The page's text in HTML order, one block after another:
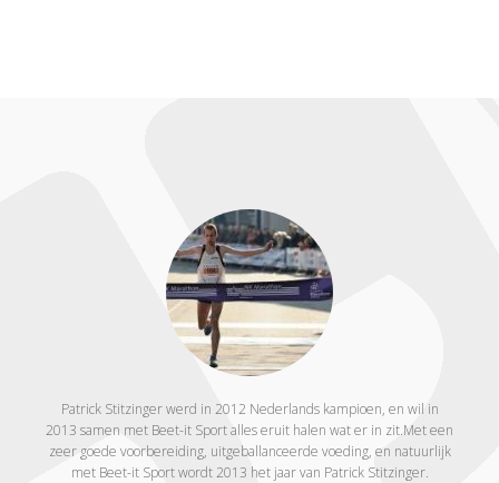
Patrick Stitzinger werd in 2012 Nederlands kampioen, en wil in
2013 samen met Beet-it Sport alles eruit halen wat er in zit.Met een
zeer goede voorbereiding, uitgeballanceerde voeding, en natuurlijk
met Beet-it Sport wordt 2013 het jaar van Patrick Stitzinger.